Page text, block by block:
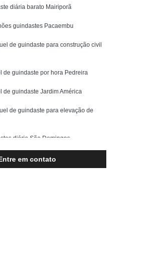
de Máquinas Pesadas
de Corte
Gráficas
Pesadas
para Máquinas
diária barato Mairiporã
guindastes Pacaembu
de guindaste para construção civil
de guindaste por hora Pedreira
de guindaste Jardim América
de guindaste para elevação de
diária São Domingos
de caminhão guindaste Jundiaí
em contato